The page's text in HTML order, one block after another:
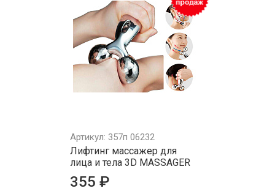
Артикул: 357п 06232
Лифтинг массажер для
лица и тела 3D MASSAGER
355 ₽